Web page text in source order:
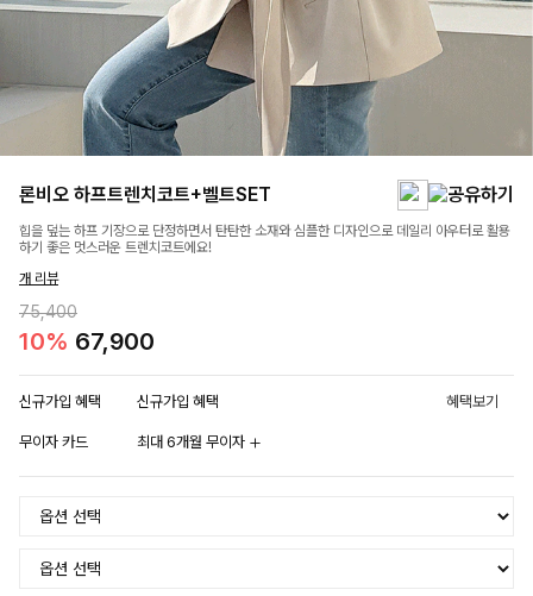
론비오 하프트렌치코트+벨트SET
힙을 덮는 하프 기장으로 단정하면서 탄탄한 소재와 심플한 디자인으로 데일리 아우터로 활용
하기 좋은 멋스러운 트렌치코트에요!
개 리뷰
75,400
10% 67,900
신규가입 혜택 신규가입 혜택 혜택보기
무이자 카드 최대 6개월 무이자